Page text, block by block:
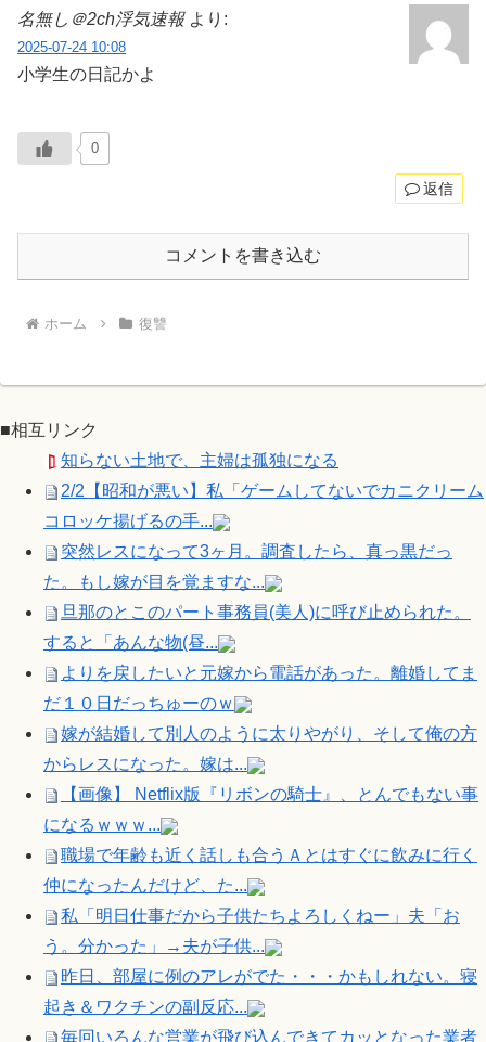
名無し＠2ch浮気速報 より:
2025-07-24 10:08
小学生の日記かよ
0
返信
コメントを書き込む
ホーム 復讐
■相互リンク
知らない土地で、主婦は孤独になる
2/2【昭和が悪い】私「ゲームしてないでカニクリーム
コロッケ揚げるの手...
突然レスになって3ヶ月。調査したら、真っ黒だっ
た。もし嫁が目を覚ますな...
旦那のとこのパート事務員(美人)に呼び止められた。
すると「あんな物(昼...
よりを戻したいと元嫁から電話があった。離婚してま
だ１０日だっちゅーのｗ
嫁が結婚して別人のように太りやがり、そして俺の方
からレスになった。嫁は...
【画像】 Netflix版『リボンの騎士』、とんでもない事
になるｗｗｗ...
職場で年齢も近く話しも合うＡとはすぐに飲みに行く
仲になったんだけど、た...
私「明日仕事だから子供たちよろしくねー」夫「お
う。分かった」→夫が子供...
昨日、部屋に例のアレがでた・・・かもしれない。寝
起き＆ワクチンの副反応...
毎回いろんな営業が飛び込んできてカッとなった業者